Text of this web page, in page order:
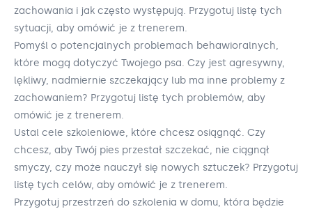
zachowania i jak często występują. Przygotuj listę tych
sytuacji, aby omówić je z trenerem.
Pomyśl o potencjalnych problemach behawioralnych,
które mogą dotyczyć Twojego psa. Czy jest agresywny,
lękliwy, nadmiernie szczekający lub ma inne problemy z
zachowaniem? Przygotuj listę tych problemów, aby
omówić je z trenerem.
Ustal cele szkoleniowe, które chcesz osiągnąć. Czy
chcesz, aby Twój pies przestał szczekać, nie ciągnął
smyczy, czy może nauczył się nowych sztuczek? Przygotuj
listę tych celów, aby omówić je z trenerem.
Przygotuj przestrzeń do szkolenia w domu, która będzie